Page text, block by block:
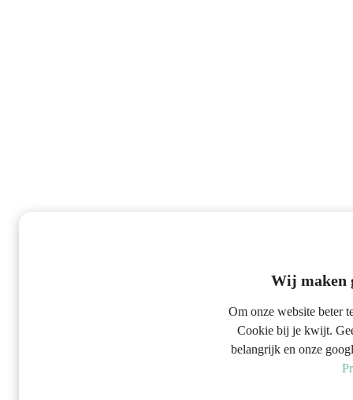
Wij maken
Om onze website beter
Cookie bij je kwijt.
belangrijk en onze